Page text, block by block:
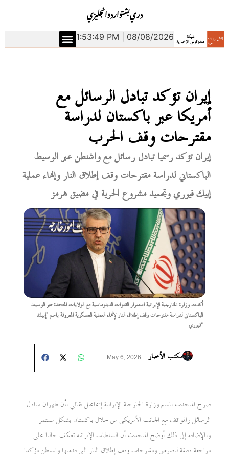
انجليزياردوبشتودري
1:53:50 PM | 08/08/2026
إيران تؤكد تبادل الرسائل مع
أمريكا عبر باكستان لدراسة
مقترحات وقف الحرب
إيران تؤكد رسميا تبادل رسائل مع واشنطن عبر الوسيط
الباكستاني لدراسة مقترحات وقف إطلاق النار وإنهاء عملية
إبيك فيوري وتجميد مشروع الحرية في مضيق هرمز
أكدت وزارة الخارجية الإيرانية استمرار القنوات الدبلوماسية مع الولايات المتحدة عبر الوسيط
الباكستاني لدراسة مقترحات وقف إطلاق النار لإنهاء العملية العسكرية المعروفة باسم "إبيك
فيوري"
مكتب الأخبار May 6, 2026
صرح المتحدث باسم وزارة الخارجية الإيرانية إسماعيل بقائي بأن طهران تتبادل
الرسائل والمواقف مع الجانب الأمريكي من خلال باكستان بشكل مستمر
وبالإضافة إلى ذلك أوضح المتحدث أن السلطات الإيرانية تعكف حاليا على
مراجعة دقيقة لنصوص ومقترحات وقف إطلاق النار التي قدمتها واشنطن مؤكدا